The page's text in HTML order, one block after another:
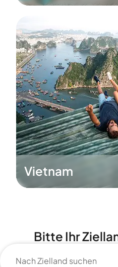
Vietnam
Bitte Ihr